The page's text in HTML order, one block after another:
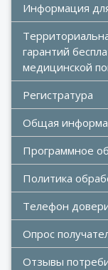
Информация
гарантий
медицинской
Регистратура
Общая
Программное
Политика
Телефон
Опрос
Отзывы